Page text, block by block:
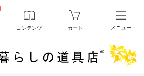
コンテンツ カート メニュー